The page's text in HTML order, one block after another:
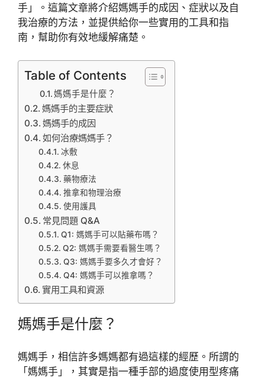
手」。這篇文章將介紹媽媽手的成因、症狀以及自
我治療的方法，並提供給你一些實用的工具和指
南，幫助你有效地緩解痛楚。
Table of Contents
媽媽手是什麼？
媽媽手的主要症狀
媽媽手的成因
如何治療媽媽手？
冰敷
休息
藥物療法
推拿和物理治療
使用護具
常見問題 Q&A
Q1: 媽媽手可以貼藥布嗎？
Q2: 媽媽手需要看醫生嗎？
Q3: 媽媽手要多久才會好？
Q4: 媽媽手可以推拿嗎？
實用工具和資源
媽媽手是什麼？
媽媽手，相信許多媽媽都有過這樣的經歷。所謂的
「媽媽手」，其實是指一種手部的過度使用型疼痛